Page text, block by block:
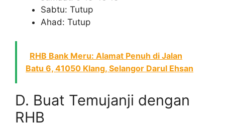
Sabtu: Tutup
Ahad: Tutup
RHB Bank Meru: Alamat Penuh di Jalan
Batu 6, 41050 Klang, Selangor Darul Ehsan
D. Buat Temujanji dengan
RHB